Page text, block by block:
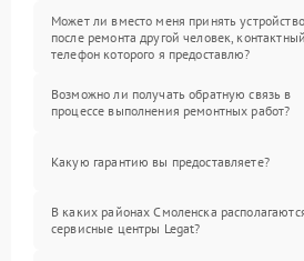
Может ли вместо меня принять устройство
после ремонта другой человек, контактный
телефон которого я предоставлю?
Возможно ли получать обратную связь в
процессе выполнения ремонтных работ?
Какую гарантию вы предоставляете?
В каких районах Смоленска
сервисные центры Legat?